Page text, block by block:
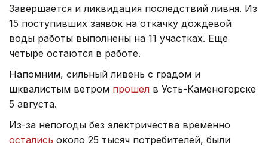
Завершается и ликвидация последствий ливня. Из
15 поступивших заявок на откачку дождевой
воды работы выполнены на 11 участках. Еще
четыре остаются в работе.
Напомним, сильный ливень с градом и
шквалистым ветром прошел в Усть-Каменогорске
5 августа.
Из-за непогоды без электричества временно
остались около 25 тысяч потребителей, были